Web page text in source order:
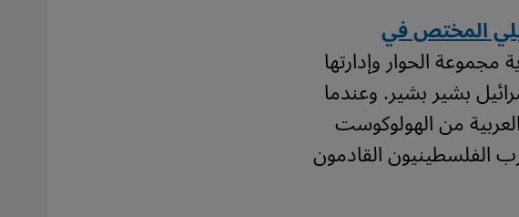
المختص في
الحوار وإدارتها
بشير بشير. وعندما
من الهولوكوست
الفلسطينيون القادمون